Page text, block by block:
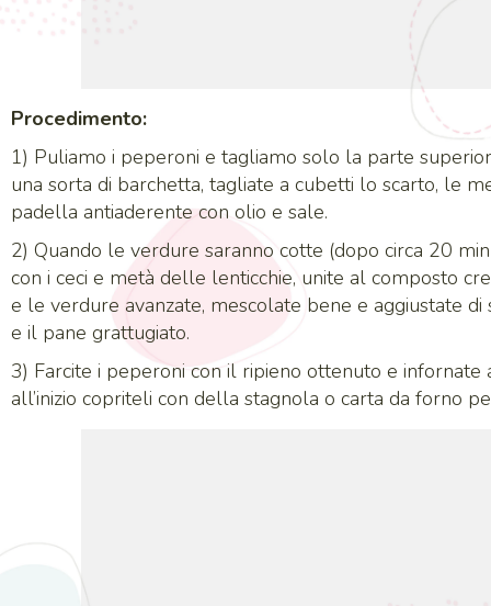
Procedimento:
1) Puliamo i peperoni e tagliamo solo la parte
una sorta di barchetta, tagliate a cubetti lo scarto, le
padella antiaderente con olio e sale.
2) Quando le verdure saranno cotte (dopo circa 20
con i ceci e metà delle lenticchie, unite al composto
e le verdure avanzate, mescolate bene e aggiustate
e il pane grattugiato.
3) Farcite i peperoni con il ripieno ottenuto e infornate
all’inizio copriteli con della stagnola o carta da forno